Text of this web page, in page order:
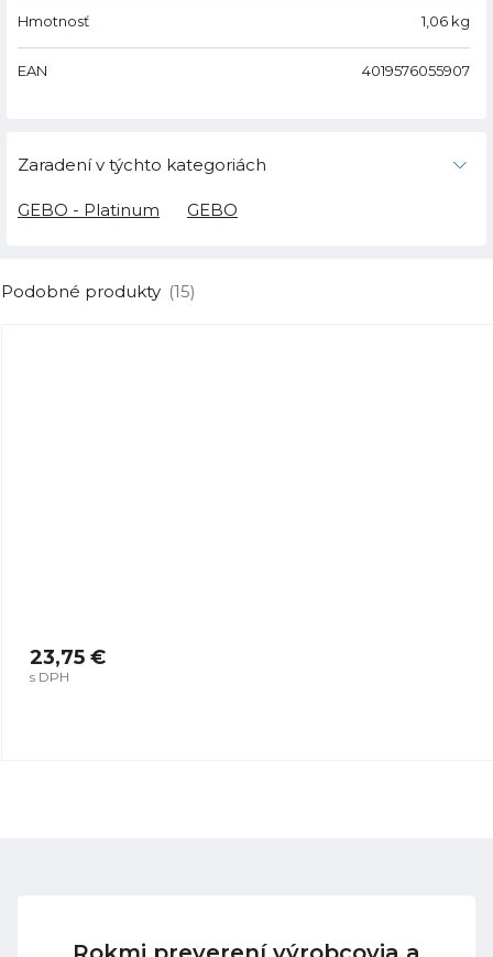
Hmotnosť 1,06 kg
EAN 4019576055907
Zaradení v týchto kategoriách
GEBO - Platinum GEBO
Podobné produkty (15)
23,75 €
s DPH